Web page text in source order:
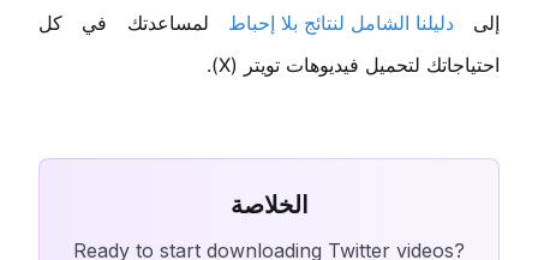
إلىدليلنا الشامل لنتائج بلا إحباط لمساعدتك في كل
احتياجاتك لتحميل فيديوهات تويتر (X).
الخلاصة
Ready to start downloading Twitter videos?